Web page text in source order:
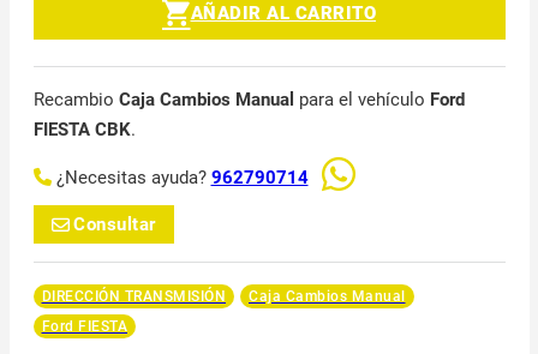
AÑADIR AL CARRITO
Recambio Caja Cambios Manual para el vehículo Ford
FIESTA CBK.
¿Necesitas ayuda? 962790714
Consultar
DIRECCIÓN TRANSMISIÓN
Caja Cambios Manual
Ford FIESTA